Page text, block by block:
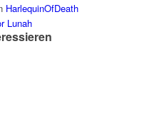
HarlequinOfDeath
Lunah